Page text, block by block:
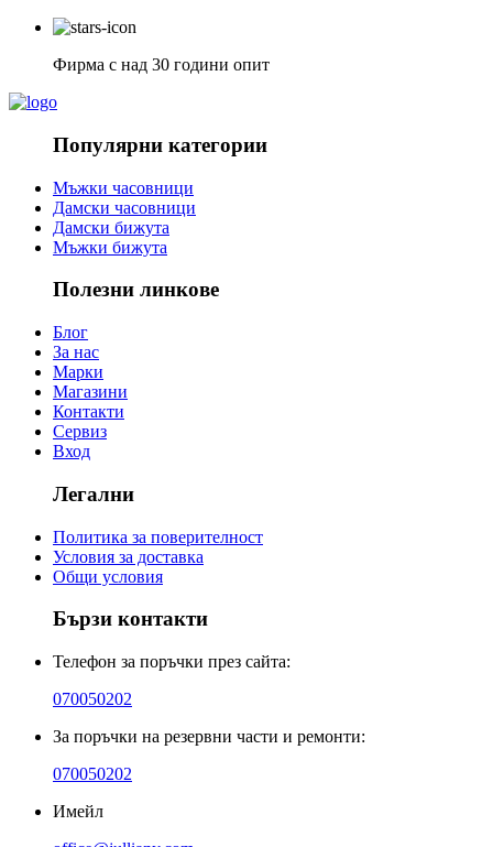
Фирма с над 30 години опит
Популярни категории
Мъжки часовници
Дамски часовници
Дамски бижута
Мъжки бижута
Полезни линкове
Блог
За нас
Марки
Магазини
Контакти
Сервиз
Вход
Легални
Политика за поверителност
Условия за доставка
Общи условия
Бързи контакти
Телефон за поръчки през сайта:
070050202
За поръчки на резервни части и ремонти:
070050202
Имейл